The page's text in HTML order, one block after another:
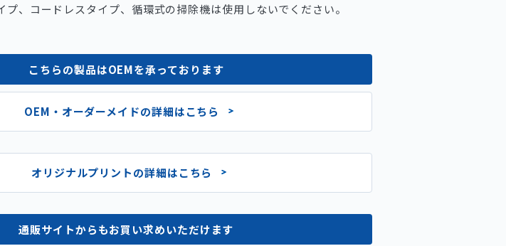
、コードレスタイプ、循環式の掃除機は使用しないでください。
こちらの製品はOEMを承っております
OEM・オーダーメイドの詳細はこちら
オリジナルプリントの詳細はこちら
通販サイトからもお買い求めいただけます